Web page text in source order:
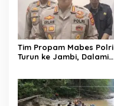
Tim Propam Mabes Polri
Turun ke Jambi, Dalami